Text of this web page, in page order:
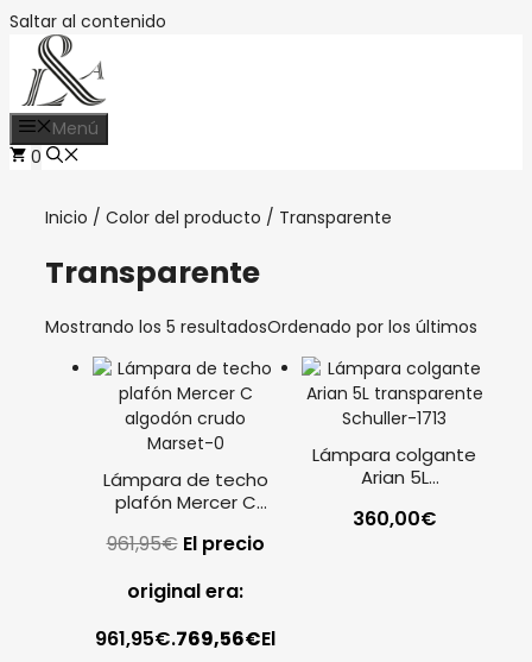
Saltar al contenido
Menú
0
Inicio / Color del producto / Transparente
Transparente
Mostrando los 5 resultadosOrdenado por los últimos
Lámpara de techo
plafón Mercer C
Marset
961,95€ El precio
original era:
961,95€.769,56€El
Lámpara colgante
Arian 5L
Schuller
360,00€